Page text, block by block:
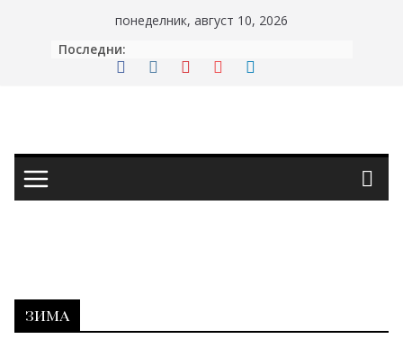
понеделник, август 10, 2026
Последни:
зима